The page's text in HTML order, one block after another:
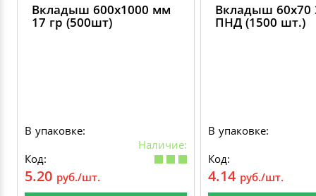
Вкладыш 600х1000 мм
17 гр (500шт)
В упаковке:
Наличие:
Код:
5.20 руб./шт.
Вкладыш 60х70
ПНД (1500 шт.)
В упаковке:
Код:
4.14 руб./шт.